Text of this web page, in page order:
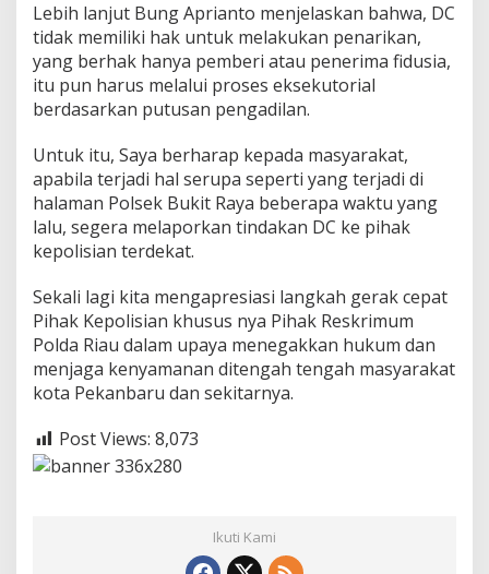
u
m
P
o
l
d
R
i
a
u
D
a
m
M
e
n
a
i
Lebih lanjut Bung Aprianto menjelaskan bahwa, DC
tidak memiliki hak untuk melakukan penarikan,
yang berhak hanya pemberi atau penerima fidusia,
itu pun harus melalui proses eksekutorial
berdasarkan putusan pengadilan.
Untuk itu, Saya berharap kepada masyarakat,
apabila terjadi hal serupa seperti yang terjadi di
halaman Polsek Bukit Raya beberapa waktu yang
lalu, segera melaporkan tindakan DC ke pihak
kepolisian terdekat.
Sekali lagi kita mengapresiasi langkah gerak cepat
Pihak Kepolisian khusus nya Pihak Reskrimum
Polda Riau dalam upaya menegakkan hukum dan
menjaga kenyamanan ditengah tengah masyarakat
kota Pekanbaru dan sekitarnya.
Post Views: 8,073
Ikuti Kami